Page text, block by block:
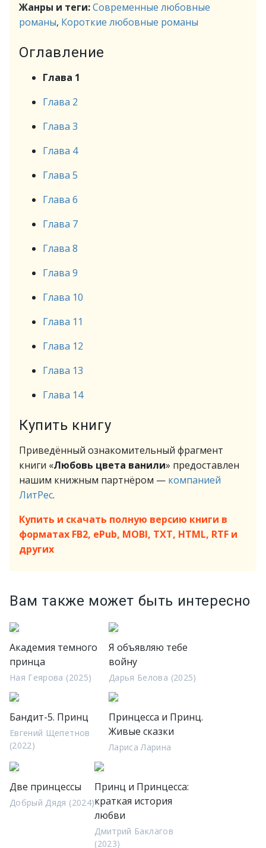
Жанры и теги:Современные любовные
романы, Короткие любовные романы
Оглавление
Глава 1
Глава 2
Глава 3
Глава 4
Глава 5
Глава 6
Глава 7
Глава 8
Глава 9
Глава 10
Глава 11
Глава 12
Глава 13
Глава 14
Купить книгу
Приведённый ознакомительный фрагмент
книги «Любовь цвета ванили» предоставлен
нашим книжным партнёром — компанией
ЛитРес.
Купить и скачать полную версию книги в
форматах FB2, ePub, MOBI, TXT, HTML, RTF и
других
Вам также может быть интересно
Академия темного
принца
Ная Геярова (2025)
Я объявляю тебе
войну
Дарья Белова (2025)
Бандит-5. Принц
Евгений Щепетнов
(2022)
Принцесса и Принц.
Живые сказки
Лариса Ларина
Две принцессы
Добрый Дядя (2024)
Принц и Принцесса:
краткая история
любви
Дмитрий Баклагов
(2023)